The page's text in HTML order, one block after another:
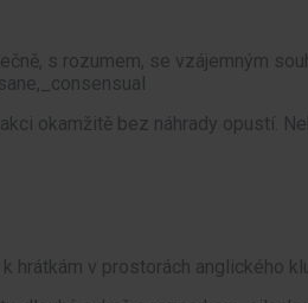
s rozumem, se vzájemným
okamžitě bez náhrady opustí.
hrátkám v prostorách anglického